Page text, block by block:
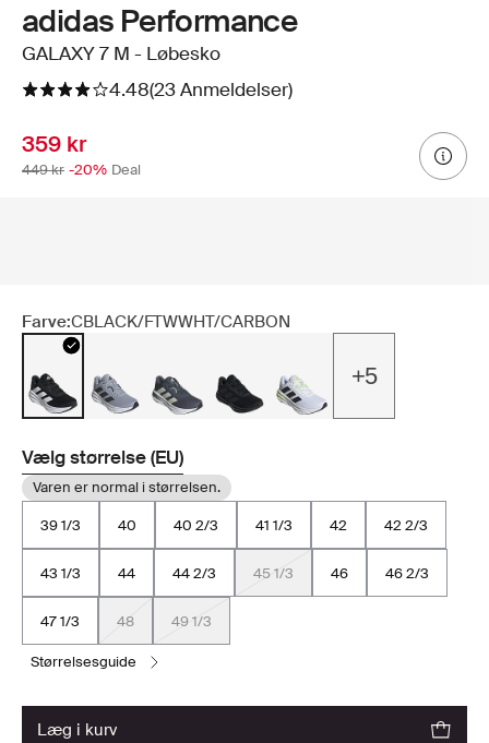
adidas Performance
GALAXY 7 M - Løbesko
4.48(23 Anmeldelser)
359 kr
449 kr -20% Deal
Farve:CBLACK/FTWWHT/CARBON
+5
Vælg størrelse (EU)
Varen er normal i størrelsen.
39 1/3 40 40 2/3 41 1/3 42 42 2/3
43 1/3 44 44 2/3 45 1/3 46 46 2/3
47 1/3 48 49 1/3
størrelsesguide
læg i kurv